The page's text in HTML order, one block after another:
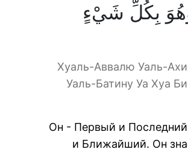
بِكُلِّ شَيْءٍ
Хуаль-Аввалю Уаль-
Уаль-Батину Уа Хуа
Он - Первый и
и Ближайший. Он